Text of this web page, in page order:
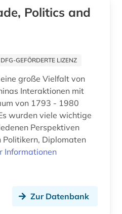
brandförsäkringsverket (1)
Politics and
GEFÖRDERTE LIZENZ
große Vielfalt von
Interaktionen mit
von 1793 - 1980
wurden viele wichtige
Perspektiven
Politikern, Diplomaten
Informationen
Zur Datenbank